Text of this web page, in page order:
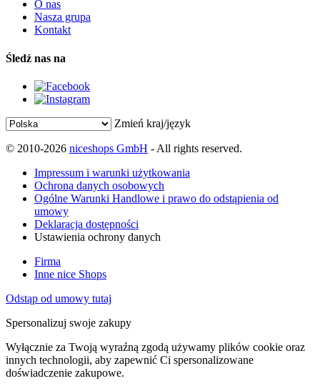
O nas
Nasza grupa
Kontakt
Śledź nas na
Zmień kraj/język
© 2010-2026 niceshops GmbH - All rights reserved.
Impressum i warunki użytkowania
Ochrona danych osobowych
Ogólne Warunki Handlowe i prawo do odstąpienia od
umowy
Deklaracja dostępności
Ustawienia ochrony danych
Firma
Inne nice Shops
Odstąp od umowy tutaj
Spersonalizuj swoje zakupy
Wyłącznie za Twoją wyraźną zgodą używamy plików cookie oraz
innych technologii, aby zapewnić Ci spersonalizowane
doświadczenie zakupowe.